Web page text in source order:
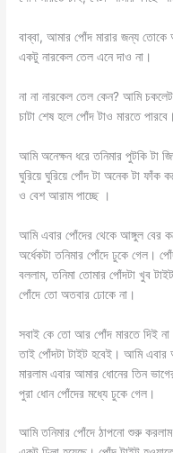
বাব্বা, আমার পোঁদ মারার জন্য তোকে
একটু নারকেল তেল এনে দাও না।
না না নারকেল তেল কেন? আমি
চাটা শেষ হলে পোঁদ টাও মারতে পারবে।
আমি অনেক্ষন ধরে তনিমার পুটকি টা
ঘুরিয়ে ঘুরিয়ে পোঁদ টা অনেক টা ফাঁক
ও বেশ আরাম পাচ্ছে ।
আমি এবার পোঁদের থেকে আঙ্গুল বের
অর্ধেকটা তনিমার পোঁদে ঢুকে গেল।
বললাম, তনিমা তোমার পোঁদটা খুব
পোঁদে তো অতবার ঢোকে না।
সবাই কে তো আর পোঁদ মারতে দিই না।
তাই পোঁদটা টাইট হবেই। আমি
মারলাম এবার আমার ধোনের তিন
পুরা ধোন পোঁদের মধ্যে ঢুকে গেল।
আমি তনিমার পোঁদে ঠাপনো শুরু